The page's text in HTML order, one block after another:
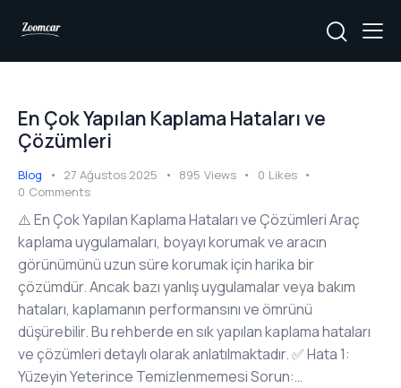
En Çok Yapılan Kaplama Hataları ve
Çözümleri
Blog 27 Ağustos 2025 895 Views 0 Likes
0 Comments
⚠️ En Çok Yapılan Kaplama Hataları ve Çözümleri Araç
kaplama uygulamaları, boyayı korumak ve aracın
görünümünü uzun süre korumak için harika bir
çözümdür. Ancak bazı yanlış uygulamalar veya bakım
hataları, kaplamanın performansını ve ömrünü
düşürebilir. Bu rehberde en sık yapılan kaplama hataları
ve çözümleri detaylı olarak anlatılmaktadır. ✅ Hata 1:
Yüzeyin Yeterince Temizlenmemesi Sorun:…